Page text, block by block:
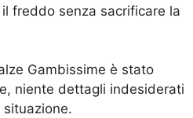
freddo senza sacrificare la
Gambissime è stato
niente dettagli indesiderati
situazione.